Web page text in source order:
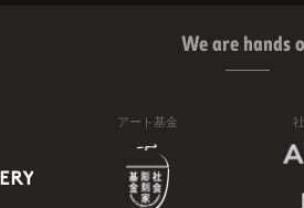
We are hands
アート基金